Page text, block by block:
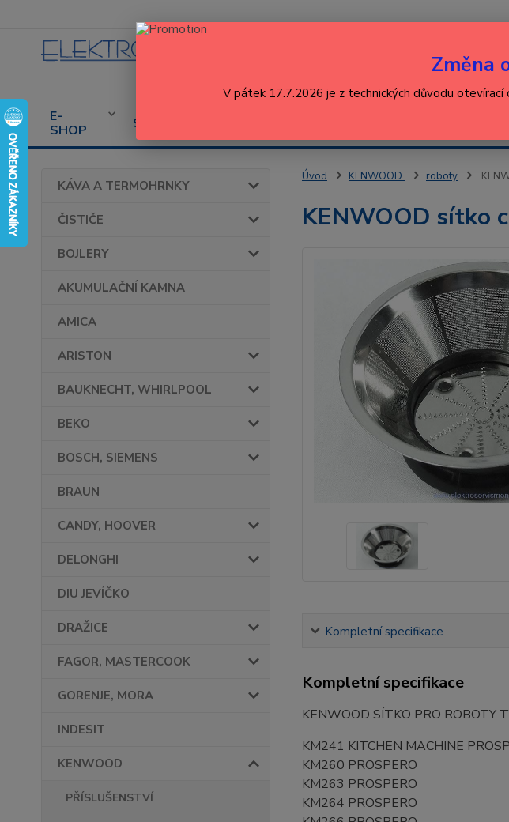
E-
SHOP
SERVIS
KÁVA A TERMOHRNKY
ČISTIČE
BOJLERY
AKUMULAČNÍ KAMNA
AMICA
ARISTON
BAUKNECHT, WHIRLPOOL
BEKO
BOSCH, SIEMENS
BRAUN
CANDY, HOOVER
DELONGHI
DIU JEVÍČKO
DRAŽICE
FAGOR, MASTERCOOK
GORENJE, MORA
INDESIT
KENWOOD
PŘÍSLUŠENSTVÍ
Úvod KENWOOD roboty
KENWOOD sítko
Kompletní specifikace
Kompletní specifikace
KENWOOD SÍTKO PRO ROBOTY
KM241 KITCHEN MACHINE
KM260 PROSPERO
KM263 PROSPERO
KM264 PROSPERO
Změna
V pátek 17.7.2026 je z technických důvodu